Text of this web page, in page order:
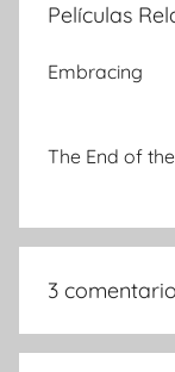
Películas
Embracing
The End of
3